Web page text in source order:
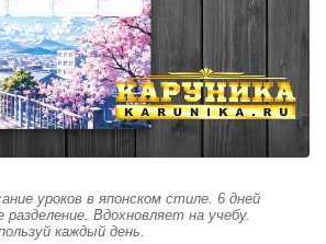
уроков в японском стиле. 6 дней
разделение. Вдохновляет на учебу.
каждый день.